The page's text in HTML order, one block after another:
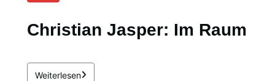
Christian Jasper: Im Raum
Weiterlesen